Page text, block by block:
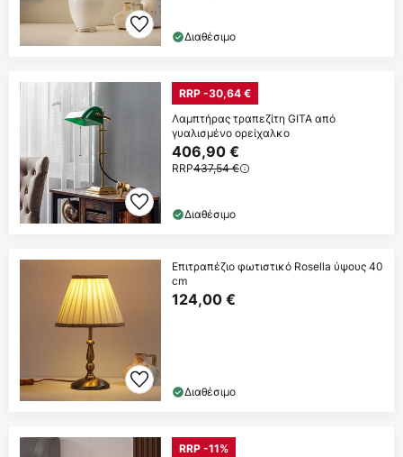
Διαθέσιμο
RRP -30,64 €
Λαμπτήρας τραπεζίτη GITA από
γυαλισμένο ορείχαλκο
406,90 €
RRP437,54 €
Διαθέσιμο
Επιτραπέζιο φωτιστικό Rosella ύψους 40
cm
124,00 €
Διαθέσιμο
RRP -11%